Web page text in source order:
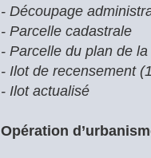
- Découpage
- Parcelle cadastrale
- Parcelle du plan de
- Ilot de recensement
- Ilot actualisé
Opération